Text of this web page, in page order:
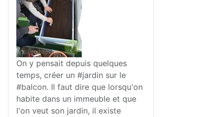
On y pensait depuis quelques
temps, créer un #jardin sur le
#balcon. Il faut dire que lorsqu'on
habite dans un immeuble et que
l'on veut son jardin, il existe